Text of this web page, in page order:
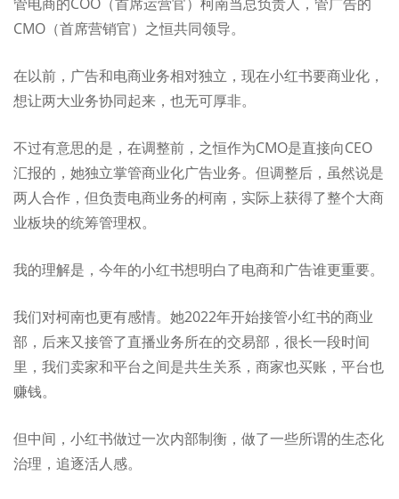
CMO （首席营销官） 之恒共同领导。
在以前，广告和电商业务相对独立，现在小红书要商业化，
想让两大业务协同起来，也无可厚非。
不过有意思的是，在调整前，之恒作为CMO是直接向CEO
汇报的，她独立掌管商业化广告业务。但调整后，虽然说是
两人合作，但负责电商业务的柯南，实际上获得了整个大商
业板块的统筹管理权。
我的理解是， 今年的小红书想明白了电商和广告谁更重要。
我们对柯南也更有感情。她2022年开始接管小红书的商业
部，后来又接管了直播业务所在的交易部，很长一段时间
里，我们卖家和平台之间是共生关系，商家也买账，平台也
赚钱。
但中间，小红书做过一次内部制衡，做了一些所谓的生态化
治理，追逐活人感。